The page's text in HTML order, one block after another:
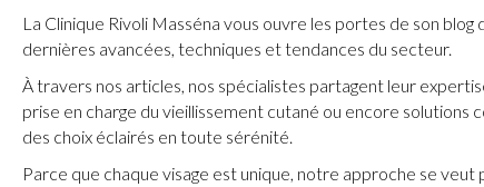
La Clinique Rivoli Masséna vous ouvre les portes de son
dernières avancées, techniques et tendances du secteur.
À travers nos articles, nos spécialistes partagent leur
prise en charge du vieillissement cutané ou encore
des choix éclairés en toute sérénité.
Parce que chaque visage est unique, notre approche se